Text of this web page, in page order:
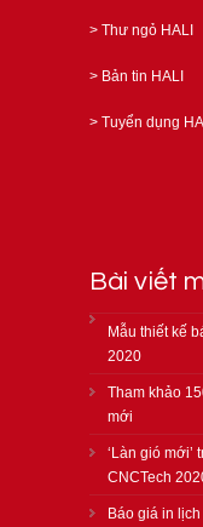
> Thư ngỏ HALI
> Bản tin HALI
> Tuyển dụng
Bài viết
Mẫu thiết kế
2020
Tham khảo
mới
‘Làn gió
CNCTech
Báo giá in